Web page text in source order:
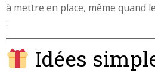
à mettre en place, même quand
:
Idées